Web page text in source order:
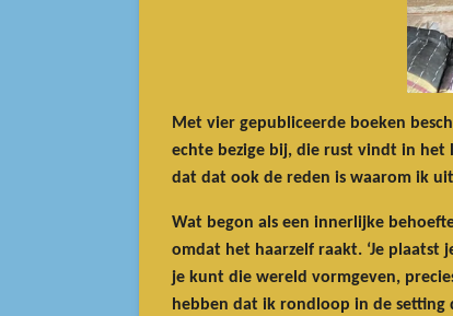
Met vier gepubliceerde boeken
echte bezige bij, die rust vindt in het
dat dat ook de reden is waarom ik
Wat begon als een innerlijke
omdat het haarzelf raakt. ‘Je plaatst
je kunt die wereld vormgeven,
hebben dat ik rondloop in de setting